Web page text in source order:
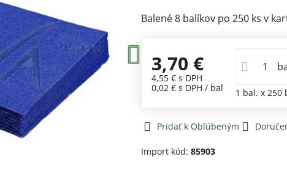
Balené 8 balíkov po 250 ks v
3,70 €
4,55 €s DPH
0,02 € s DPH / bal 1 bal.x 250
Pridať k Obľúbeným
Import kód:85903